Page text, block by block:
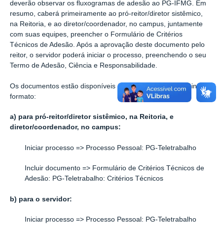
deverão observar os fluxogramas de adesão ao PG-IFMG. Em
resumo, caberá primeiramente ao pró-reitor/diretor sistêmico,
na Reitoria, e ao diretor/coordenador, no campus, juntamente
com suas equipes, preencher o Formulário de Critérios
Técnicos de Adesão. Após a aprovação deste documento pelo
reitor, o servidor poderá iniciar o processo, preenchendo o seu
Termo de Adesão, Ciência e Responsabilidade.
Os documentos estão disponíveis no sistema SEI no seguinte
formato:
a) para pró-reitor/diretor sistêmico, na Reitoria, e
diretor/coordenador, no campus:
Iniciar processo => Processo Pessoal: PG-Teletrabalho
Incluir documento => Formulário de Critérios Técnicos de
Adesão: PG-Teletrabalho: Critérios Técnicos
b) para o servidor:
Iniciar processo => Processo Pessoal: PG-Teletrabalho